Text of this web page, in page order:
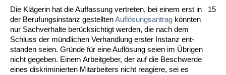
Die Kläge­rin hat die Auf­fas­sung ver­tre­ten, bei ei­nem erst in
der Be­ru­fungs­in­stanz ge­stell­tenAuflösungs­an­trag könn­ten
nur Sach­ver­hal­te berück­sich­tigt wer­den, die nach dem
Schluss der münd­li­chen Ver­hand­lung ers­ter In­stanz ent­
stan­den sei­en. Gründe für ei­ne Auflösung sei­en im Übri­gen
nicht ge­ge­ben. Ei­nem Ar­beit­ge­ber, der auf die Be­schwer­de
ei­nes dis­kri­mi­nier­ten Mit­ar­bei­ters nicht re­agie­re, sei es
15